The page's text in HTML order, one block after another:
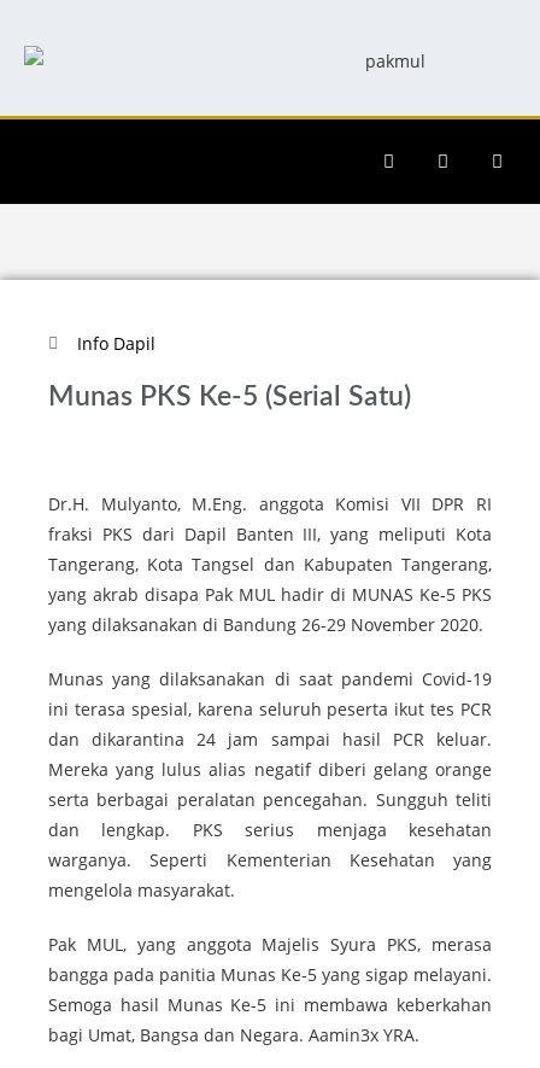
Info Dapil
Munas PKS Ke-5 (Serial Satu)
Dr.H. Mulyanto, M.Eng. anggota Komisi VII DPR RI
fraksi PKS dari Dapil Banten III, yang meliputi Kota
Tangerang, Kota Tangsel dan Kabupaten Tangerang,
yang akrab disapa Pak MUL hadir di MUNAS Ke-5 PKS
yang dilaksanakan di Bandung 26-29 November 2020.
Munas yang dilaksanakan di saat pandemi Covid-19
ini terasa spesial, karena seluruh peserta ikut tes PCR
dan dikarantina 24 jam sampai hasil PCR keluar.
Mereka yang lulus alias negatif diberi gelang orange
serta berbagai peralatan pencegahan. Sungguh teliti
dan lengkap. PKS serius menjaga kesehatan
warganya. Seperti Kementerian Kesehatan yang
mengelola masyarakat.
Pak MUL, yang anggota Majelis Syura PKS, merasa
bangga pada panitia Munas Ke-5 yang sigap melayani.
Semoga hasil Munas Ke-5 ini membawa keberkahan
bagi Umat, Bangsa dan Negara. Aamin3x YRA.